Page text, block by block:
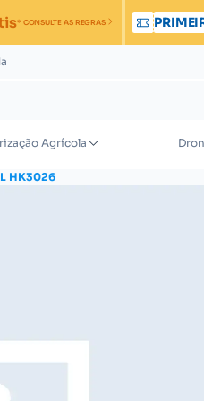
* CONSULTE AS REGRAS
Agrícola
HK3026